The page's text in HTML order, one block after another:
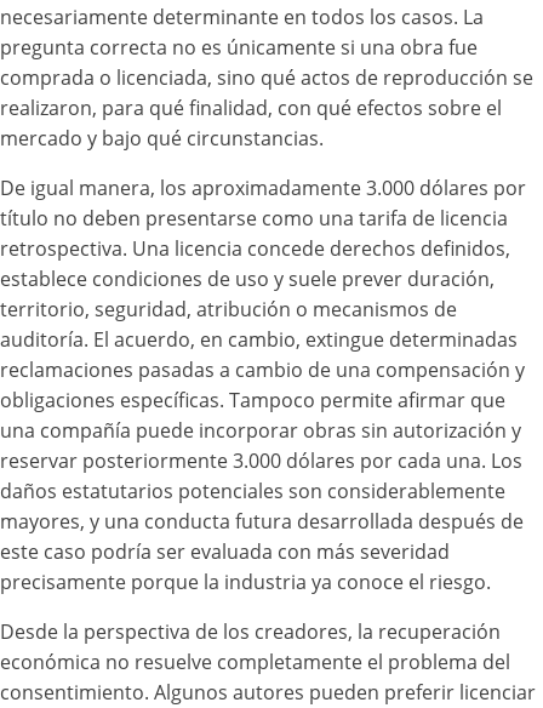
necesariamente determinante en todos los casos. La
pregunta correcta no es únicamente si una obra fue
comprada o licenciada, sino qué actos de reproducción se
realizaron, para qué finalidad, con qué efectos sobre el
mercado y bajo qué circunstancias.
De igual manera, los aproximadamente 3.000 dólares por
título no deben presentarse como una tarifa de licencia
retrospectiva. Una licencia concede derechos definidos,
establece condiciones de uso y suele prever duración,
territorio, seguridad, atribución o mecanismos de
auditoría. El acuerdo, en cambio, extingue determinadas
reclamaciones pasadas a cambio de una compensación y
obligaciones específicas. Tampoco permite afirmar que
una compañía puede incorporar obras sin autorización y
reservar posteriormente 3.000 dólares por cada una. Los
daños estatutarios potenciales son considerablemente
mayores, y una conducta futura desarrollada después de
este caso podría ser evaluada con más severidad
precisamente porque la industria ya conoce el riesgo.
Desde la perspectiva de los creadores, la recuperación
económica no resuelve completamente el problema del
consentimiento. Algunos autores pueden preferir licenciar